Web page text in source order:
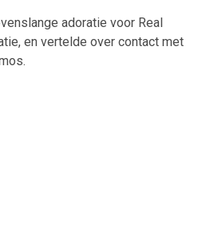
adoratie voor Real
en vertelde over contact met